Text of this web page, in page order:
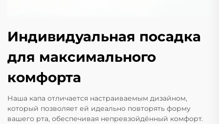
Индивидуальная посадка
для максимального
комфорта
Наша капа отличается настраиваемым дизайном,
который позволяет ей идеально повторять форму
вашего рта, обеспечивая непревзойдённый комфорт.